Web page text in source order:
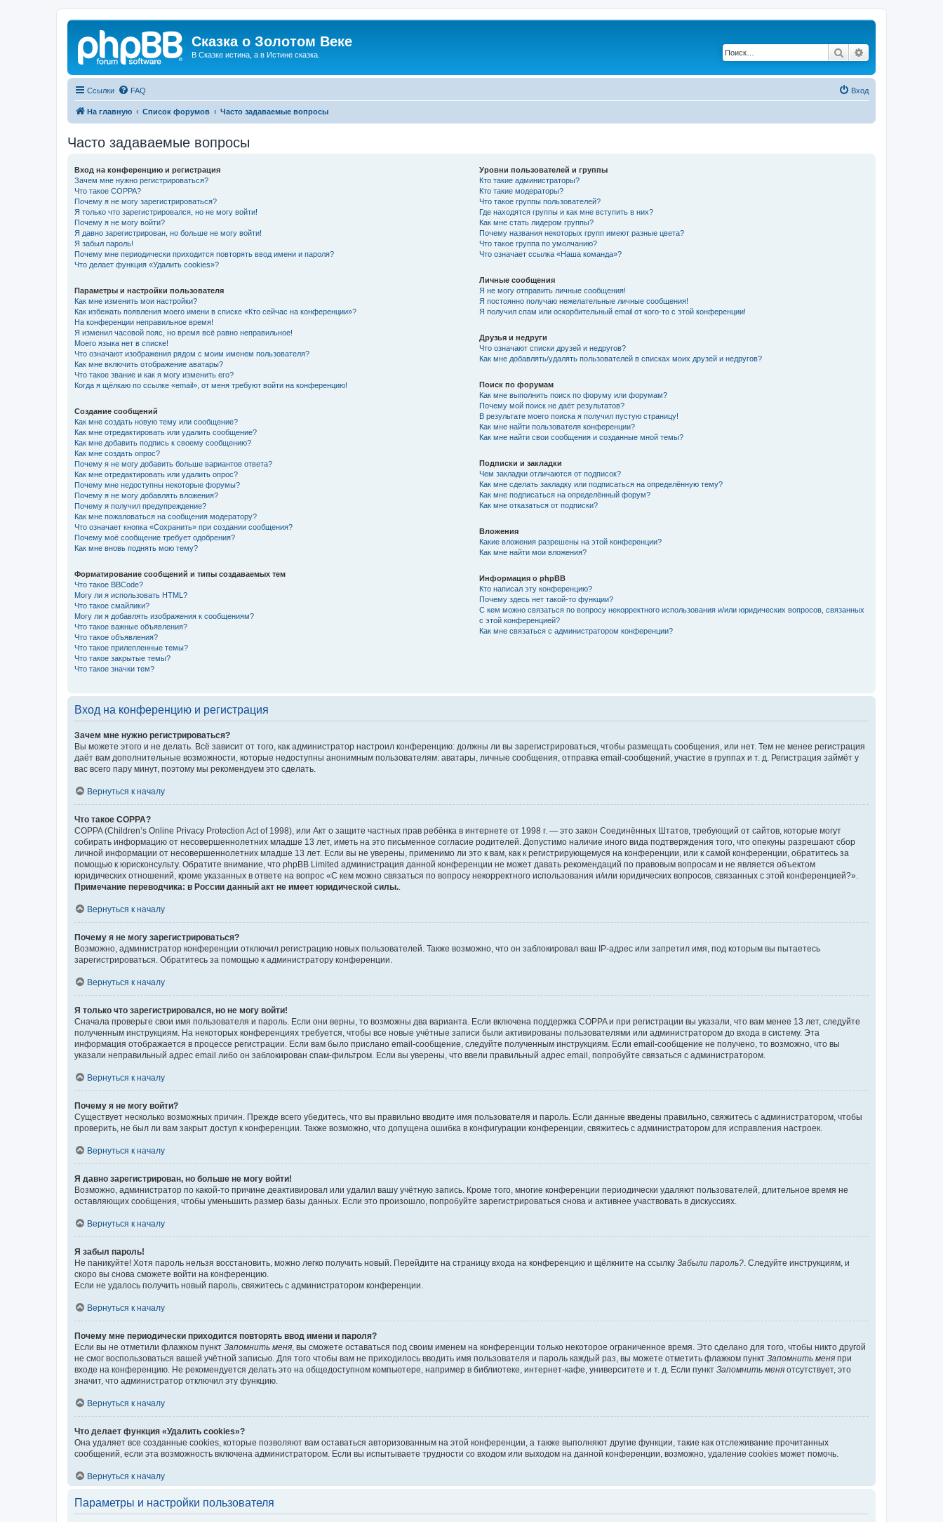
Сказка о Золотом Веке
В Сказке истина, а в Истине сказка. Поиск
Ссылки FAQ Вход
На главную Список форумов Часто задаваемые вопросы
Часто задаваемые вопросы
Вход на конференцию и регистрация
Зачем мне нужно регистрироваться?
Что такое COPPA?
Почему я не могу зарегистрироваться?
Я только что зарегистрировался, но не могу войти!
Почему я не могу войти?
Я давно зарегистрирован, но больше не могу войти!
Я забыл пароль!
Почему мне периодически приходится повторять ввод имени и пароля?
Что делает функция «Удалить cookies»?
Параметры и настройки пользователя
Как мне изменить мои настройки?
Как избежать появления моего имени в списке «Кто сейчас на конференции»?
На конференции неправильное время!
Я изменил часовой пояс, но время всё равно неправильное!
Моего языка нет в списке!
Что означают изображения рядом с моим именем пользователя?
Как мне включить отображение аватары?
Что такое звание и как я могу изменить его?
Когда я щёлкаю по ссылке «email», от меня требуют войти на конференцию!
Создание сообщений
Как мне создать новую тему или сообщение?
Как мне отредактировать или удалить сообщение?
Как мне добавить подпись к своему сообщению?
Как мне создать опрос?
Почему я не могу добавить больше вариантов ответа?
Как мне отредактировать или удалить опрос?
Почему мне недоступны некоторые форумы?
Почему я не могу добавлять вложения?
Почему я получил предупреждение?
Как мне пожаловаться на сообщения модератору?
Что означает кнопка «Сохранить» при создании сообщения?
Почему моё сообщение требует одобрения?
Как мне вновь поднять мою тему?
Форматирование сообщений и типы создаваемых тем
Что такое BBCode?
Могу ли я использовать HTML?
Что такое смайлики?
Могу ли я добавлять изображения к сообщениям?
Что такое важные объявления?
Что такое объявления?
Что такое прилепленные темы?
Что такое закрытые темы?
Что такое значки тем?
Уровни пользователей и группы
Кто такие администраторы?
Кто такие модераторы?
Что такое группы пользователей?
Где находятся группы и как мне вступить в них?
Как мне стать лидером группы?
Почему названия некоторых групп имеют разные цвета?
Что такое группа по умолчанию?
Что означает ссылка «Наша команда»?
Личные сообщения
Я не могу отправить личные сообщения!
Я постоянно получаю нежелательные личные сообщения!
Я получил спам или оскорбительный email от кого-то с этой конференции!
Друзья и недруги
Что означают списки друзей и недругов?
Как мне добавлять/удалять пользователей в списках моих друзей и недругов?
Поиск по форумам
Как мне выполнить поиск по форуму или форумам?
Почему мой поиск не даёт результатов?
В результате моего поиска я получил пустую страницу!
Как мне найти пользователя конференции?
Как мне найти свои сообщения и созданные мной темы?
Подписки и закладки
Чем закладки отличаются от подписок?
Как мне сделать закладку или подписаться на определённую тему?
Как мне подписаться на определённый форум?
Как мне отказаться от подписки?
Вложения
Какие вложения разрешены на этой конференции?
Как мне найти мои вложения?
Информация о phpBB
Кто написал эту конференцию?
Почему здесь нет такой-то функции?
С кем можно связаться по вопросу некорректного использования и/или юридических вопросов, связанных
с этой конференцией?
Как мне связаться с администратором конференции?
Вход на конференцию и регистрация
Зачем мне нужно регистрироваться?
Вы можете этого и не делать. Всё зависит от того, как администратор настроил конференцию: должны ли вы зарегистрироваться, чтобы размещать сообщения, или нет. Тем не менее регистрация
даёт вам дополнительные возможности, которые недоступны анонимным пользователям: аватары, личные сообщения, отправка email-сообщений, участие в группах и т. д. Регистрация займёт у
вас всего пару минут, поэтому мы рекомендуем это сделать.
Вернуться к началу
Что такое COPPA?
COPPA (Children’s Online Privacy Protection Act of 1998), или Акт о защите частных прав ребёнка в интернете от 1998 г. — это закон Соединённых Штатов, требующий от сайтов, которые могут
собирать информацию от несовершеннолетних младше 13 лет, иметь на это письменное согласие родителей. Допустимо наличие иного вида подтверждения того, что опекуны разрешают сбор
личной информации от несовершеннолетних младше 13 лет. Если вы не уверены, применимо ли это к вам, как к регистрирующемуся на конференции, или к самой конференции, обратитесь за
помощью к юрисконсульту. Обратите внимание, что phpBB Limited администрация данной конференции не может давать рекомендаций по правовым вопросам и не является объектом
юридических отношений, кроме указанных в ответе на вопрос «С кем можно связаться по вопросу некорректного использования и/или юридических вопросов, связанных с этой конференцией?».
Примечание переводчика: в России данный акт не имеет юридической силы.
Вернуться к началу
Почему я не могу зарегистрироваться?
Возможно, администратор конференции отключил регистрацию новых пользователей. Также возможно, что он заблокировал ваш IP-адрес или запретил имя, под которым вы пытаетесь
зарегистрироваться. Обратитесь за помощью к администратору конференции.
Вернуться к началу
Я только что зарегистрировался, но не могу войти!
Сначала проверьте свои имя пользователя и пароль. Если они верны, то возможны два варианта. Если включена поддержка COPPA и при регистрации вы указали, что вам менее 13 лет, следуйте
полученным инструкциям. На некоторых конференциях требуется, чтобы все новые учётные записи были активированы пользователями или администратором до входа в систему. Эта
информация отображается в процессе регистрации. Если вам было прислано email-сообщение, следуйте полученным инструкциям. Если email-сообщение не получено, то возможно, что вы
указали неправильный адрес email либо он заблокирован спам-фильтром. Если вы уверены, что ввели правильный адрес email, попробуйте связаться с администратором.
Вернуться к началу
Почему я не могу войти?
Существует несколько возможных причин. Прежде всего убедитесь, что вы правильно вводите имя пользователя и пароль. Если данные введены правильно, свяжитесь с администратором, чтобы
проверить, не был ли вам закрыт доступ к конференции. Также возможно, что допущена ошибка в конфигурации конференции, свяжитесь с администратором для исправления настроек.
Вернуться к началу
Я давно зарегистрирован, но больше не могу войти!
Возможно, администратор по какой-то причине деактивировал или удалил вашу учётную запись. Кроме того, многие конференции периодически удаляют пользователей, длительное время не
оставляющих сообщения, чтобы уменьшить размер базы данных. Если это произошло, попробуйте зарегистрироваться снова и активнее участвовать в дискуссиях.
Вернуться к началу
Я забыл пароль!
Не паникуйте! Хотя пароль нельзя восстановить, можно легко получить новый. Перейдите на страницу входа на конференцию и щёлкните на ссылку Забыли пароль? . Следуйте инструкциям, и
скоро вы снова сможете войти на конференцию.
Если не удалось получить новый пароль, свяжитесь с администратором конференции.
Вернуться к началу
Почему мне периодически приходится повторять ввод имени и пароля?
Если вы не отметили флажком пункт Запомнить меня , вы сможете оставаться под своим именем на конференции только некоторое ограниченное время. Это сделано для того, чтобы никто другой
не смог воспользоваться вашей учётной записью. Для того чтобы вам не приходилось вводить имя пользователя и пароль каждый раз, вы можете отметить флажком пункт Запомнить меня при
входе на конференцию. Не рекомендуется делать это на общедоступном компьютере, например в библиотеке, интернет-кафе, университете и т. д. Если пункт Запомнить меня отсутствует, это
значит, что администратор отключил эту функцию.
Вернуться к началу
Что делает функция «Удалить cookies»?
Она удаляет все созданные cookies, которые позволяют вам оставаться авторизованным на этой конференции, а также выполняют другие функции, такие как отслеживание прочитанных
сообщений, если эта возможность включена администратором. Если вы испытываете трудности со входом или выходом на данной конференции, возможно, удаление cookies может помочь.
Вернуться к началу
Параметры и настройки пользователя